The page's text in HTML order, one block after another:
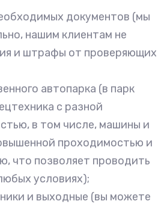
документов (мы
нашим клиентам не
и штрафы от проверяющих
автопарка (в парк
с разной
в том числе, машины и
проходимостью и
что позволяет проводить
условиях);
и выходные (вы можете